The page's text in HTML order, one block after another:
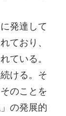
発達して
ており、
ている。
ける。そ
のことを
の発展的